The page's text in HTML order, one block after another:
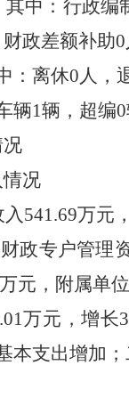
其中：行政编
财政差额补助0
：离休0人，
辆1辆 ，超编0
情况
541.69万元
财政专户管理
万元，附属单
万元 ，增长
本支出增加